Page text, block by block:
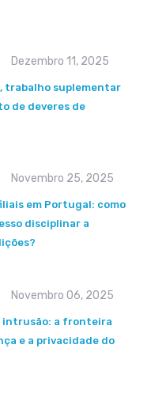
Dezembro 11, 2025
trabalho suplementar
de deveres de
Novembro 25, 2025
em Portugal: como
disciplinar a
Novembro 06, 2025
intrusão: a fronteira
e a privacidade do